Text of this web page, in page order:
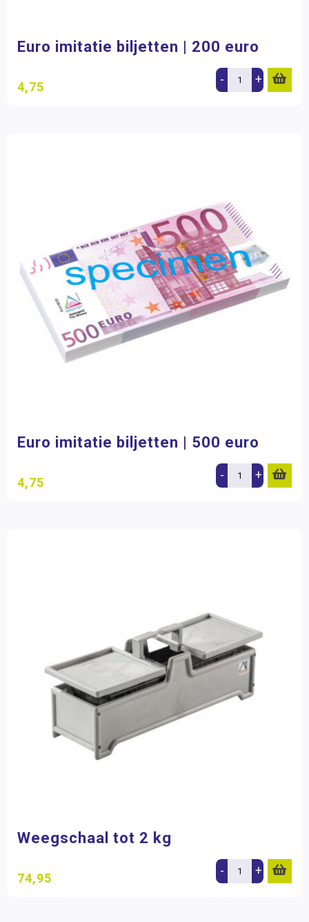
Euro imitatie biljetten | 200 euro
4,75 - +
Euro imitatie biljetten | 500 euro
4,75 - +
Weegschaal tot 2 kg
74,95 - +